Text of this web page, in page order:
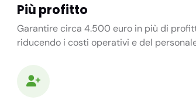
Più profitto
Garantire circa 4.500 euro in più di
riducendo i costi operativi e del